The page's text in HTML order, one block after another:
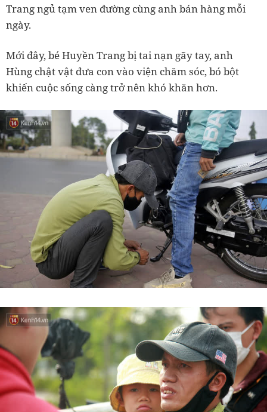
Trang ngủ tạm ven đường cùng anh bán hàng mỗi
ngày.
Mới đây, bé Huyền Trang bị tai nạn gãy tay, anh
Hùng chật vật đưa con vào viện chăm sóc, bó bột
khiến cuộc sống càng trở nên khó khăn hơn.